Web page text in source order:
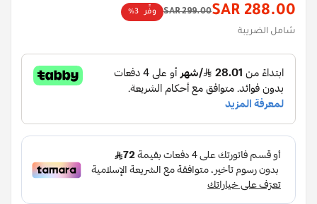
سعر
الخصم
288.00 SAR
السعر
الأصلي
299.00 SAR وفِّر 3%
شامل الضريبة